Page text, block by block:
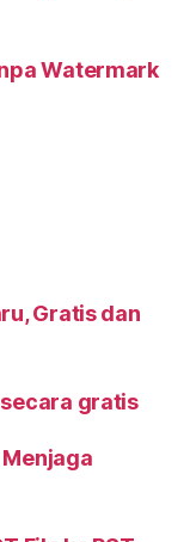
Watermark
Gratis dan
gratis
Menjaga